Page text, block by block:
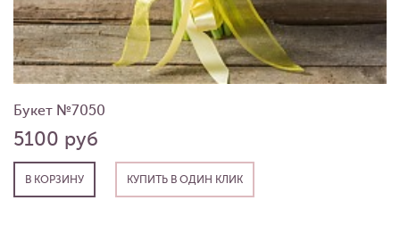
Букет №7050
5100 руб
В КОРЗИНУ КУПИТЬ В ОДИН КЛИК